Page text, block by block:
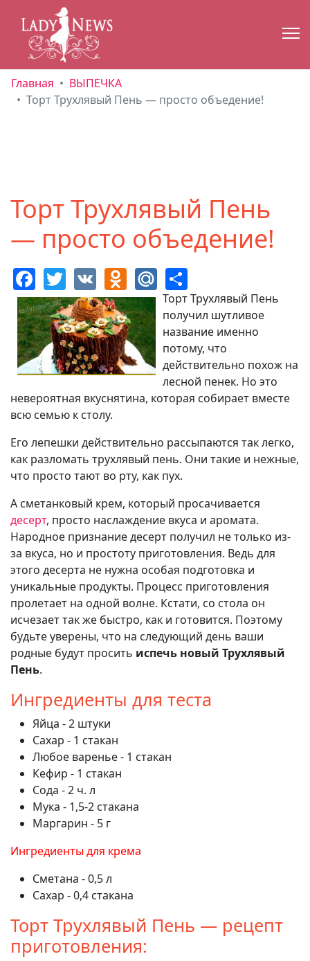
Главная
ВЫПЕЧКА
Торт Трухлявый Пень — просто объедение!
Торт Трухлявый Пень
— просто объедение!
Facebook
Twitter
VK Odnoklassniki
Mail.Ru
Торт Трухлявый Пень
получил шутливое
название именно
потому, что
действительно похож на
лесной пенек. Но это
невероятная вкуснятина, которая собирает вместе
всю семью к столу.
Его лепешки действительно рассыпаются так легко,
как разломать трухлявый пень. Они такие и нежные,
что просто тают во рту, как пух.
А сметанковый крем, который просачивается
десерт, просто наслаждение вкуса и аромата.
Народное признание десерт получил не только из-
за вкуса, но и простоту приготовления. Ведь для
этого десерта не нужна особая подготовка и
уникальные продукты. Процесс приготовления
пролетает на одной волне. Кстати, со стола он
исчезает так же быстро, как и готовится. Поэтому
будьте уверены, что на следующий день ваши
родные будут просить испечь новый Трухлявый
Пень.
Ингредиенты для теста
Яйца - 2 штуки
Сахар - 1 стакан
Любое варенье - 1 стакан
Кефир - 1 стакан
Сода - 2 ч. л
Мука - 1,5-2 стакана
Маргарин - 5 г
Ингредиенты для крема
Сметана - 0,5 л
Сахар - 0,4 стакана
Торт Трухлявый Пень — рецепт
приготовления: